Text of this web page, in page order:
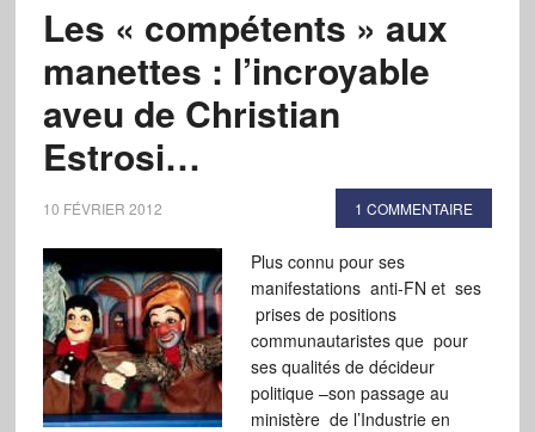
Les « compétents » aux
manettes : l’incroyable
aveu de Christian
Estrosi…
10 FÉVRIER 2012 1 COMMENTAIRE
Plus connu pour ses
manifestations anti-FN et ses
prises de positions
communautaristes que pour
ses qualités de décideur
politique –son passage au
ministère de l’Industrie en